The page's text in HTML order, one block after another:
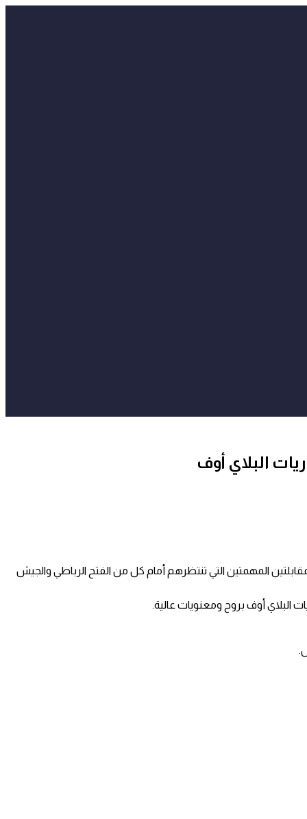
البلاي أوف
التازي للكرة الطائرة وذلك قبل المقابلتين المهمتين التي تنتظرهم أمام كل من الفتح الرباطي والجيش
البلاي أوف بروح ومعنويات عالية.